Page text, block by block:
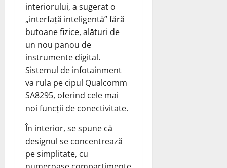
interiorului, a sugerat o
„interfață inteligentă” fără
butoane fizice, alături de
un nou panou de
instrumente digital.
Sistemul de infotainment
va rula pe cipul Qualcomm
SA8295, oferind cele mai
noi funcții de conectivitate.
În interior, se spune că
designul se concentrează
pe simplitate, cu